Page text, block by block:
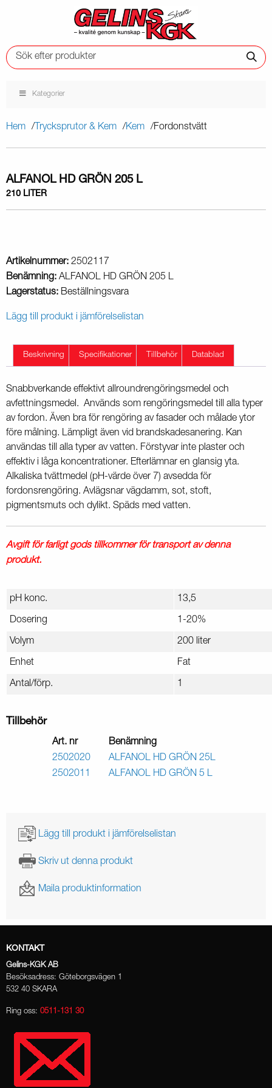
Kategorier
Hem Trycksprutor & Kem Kem Fordonstvätt
ALFANOL HD GRÖN 205 L
210 LITER
Artikelnummer: 2502117
Benämning: ALFANOL HD GRÖN 205 L
Lagerstatus: Beställningsvara
Lägg till produkt i jämförelselistan
Beskrivning Specifikationer Tillbehör Datablad
Snabbverkande effektivt allroundrengöringsmedel och
avfettningsmedel. Används som rengöringsmedel till alla typer
av fordon. Även bra för rengöring av fasader och målade ytor
före målning. Lämpligt även vid brandskadesanering. Kan
användas till alla typer av vatten. Förstyvar inte plaster och
effektiv i låga koncentrationer. Efterlämnar en glansig yta.
Alkaliska tvättmedel (pH-värde över 7) avsedda för
fordonsrengöring. Avlägsnar vägdamm, sot, stoft,
pigmentsmuts och dylikt. Späds med vatten.
Avgift för farligt gods tillkommer för transport av denna
produkt.
pH konc. 13,5
Dosering 1-20%
Volym 200 liter
Enhet Fat
Antal/förp. 1
Tillbehör
Art. nr
Benämning
2502020
ALFANOL HD GRÖN 25L
2502011
ALFANOL HD GRÖN 5 L
Lägg till produkt i jämförelselistan
Skriv ut denna produkt
Maila produktinformation
KONTAKT
Gelins-KGK AB
Besöksadress: Göteborgsvägen 1
532 40 SKARA
Ring oss: 0511-131 30